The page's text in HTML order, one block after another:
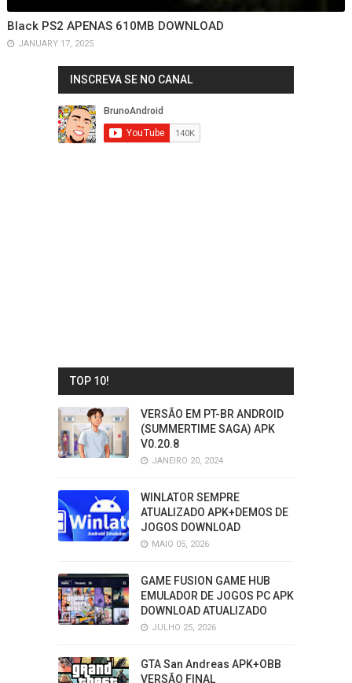
Black PS2 APENAS 610MB DOWNLOAD
JANUARY 17, 2025
INSCREVA SE NO CANAL
TOP 10!
VERSÃO EM PT-BR ANDROID
(SUMMERTIME SAGA) APK
V0.20.8
JANEIRO 20, 2024
WINLATOR SEMPRE
ATUALIZADO APK+DEMOS DE
JOGOS DOWNLOAD
MAIO 05, 2026
GAME FUSION GAME HUB
EMULADOR DE JOGOS PC APK
DOWNLOAD ATUALIZADO
JULHO 25, 2026
GTA San Andreas APK+OBB
VERSÃO FINAL